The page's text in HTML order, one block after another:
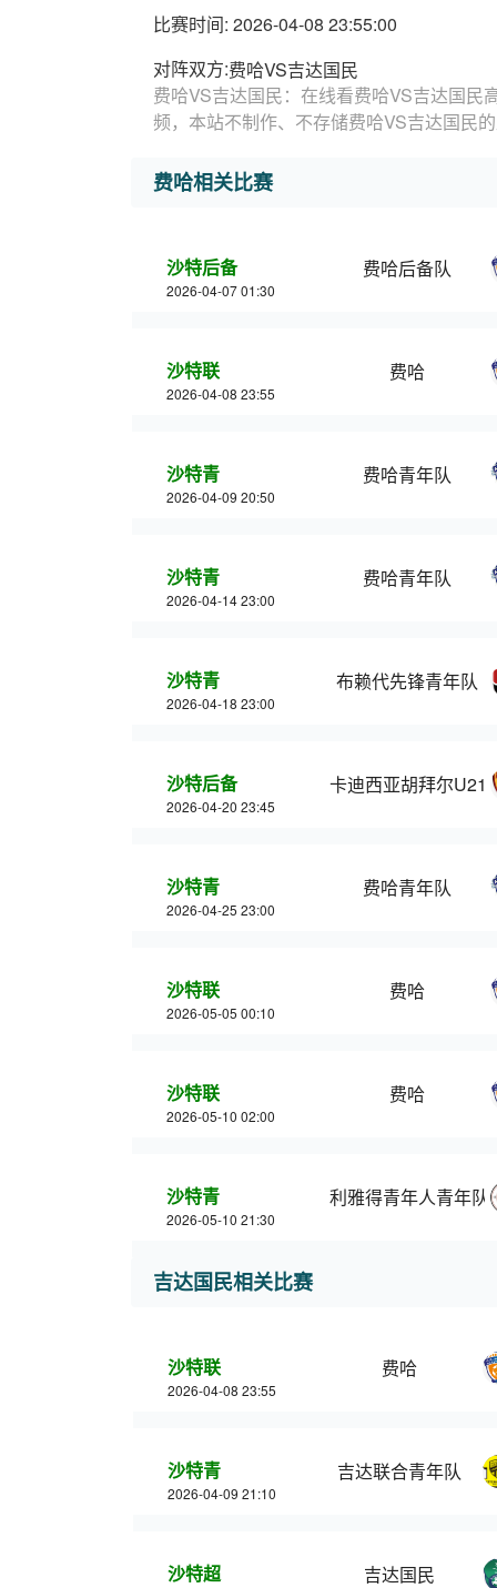
比赛时间: 2026-04-08 23:55:00
对阵双方:费哈VS吉达国民
费哈VS吉达国民：在线看费哈VS吉达国民
频，本站不制作、不存储费哈VS吉达国民
费哈相关比赛
沙特后备
2026-04-07 01:30
费哈后备队
沙特联
2026-04-08 23:55
费哈
沙特青
2026-04-09 20:50
费哈青年队
沙特青
2026-04-14 23:00
费哈青年队
沙特青
2026-04-18 23:00
布赖代先锋青年队
沙特后备
2026-04-20 23:45
卡迪西亚胡拜尔U21
沙特青
2026-04-25 23:00
费哈青年队
沙特联
2026-05-05 00:10
费哈
沙特联
2026-05-10 02:00
费哈
沙特青
2026-05-10 21:30
利雅得青年人青年队
吉达国民相关比赛
沙特联
2026-04-08 23:55
费哈
沙特青
2026-04-09 21:10
吉达联合青年队
沙特超 吉达国民